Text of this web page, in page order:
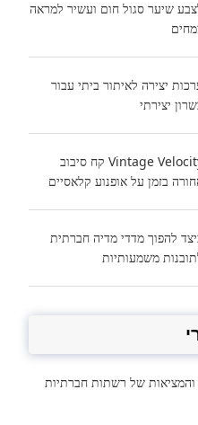
שיער סגול חום ועשיר למראה
יצירה לאיתור ביתי עבור
יצירתי
Vintage Velocity קח סיבוב
בזמן על אופנוע קלאסיים
להפוך מדדי מדיה חברתית
משמעותיות
והמציאות של רשתות חברתיות